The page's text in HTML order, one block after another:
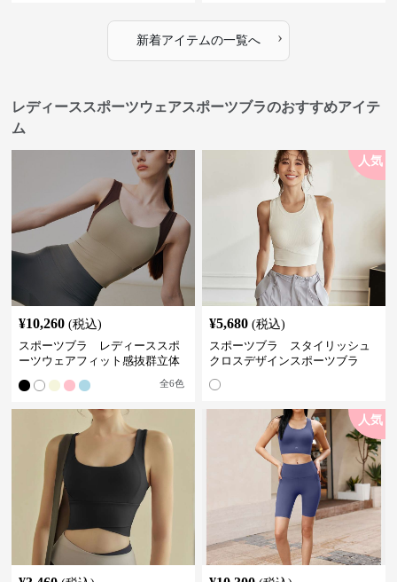
新着アイテムの一覧へ ›
レディーススポーツウェアスポーツブラのおすすめアイテ
ム
¥10,260 (税込)
スポーツブラ レディーススポ
ーツウェアフィット感抜群立体
全6色
人気
¥5,680 (税込)
スポーツブラ スタイリッシュ
クロスデザインスポーツブラ
人気